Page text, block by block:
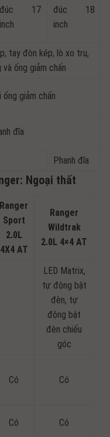
đúc 17
inch
đúc 18
inch
tay đòn kép, lò xo trụ,
và ống giảm chấn
ống giảm chấn
đĩa
Phanh đĩa
Ngoại thất
Ranger
Sport
2.0L
4X4 AT
Ranger
Wildtrak
2.0L 4×4 AT
LED Matrix,
tự động bật
đèn, tự
động bật
đèn chiếu
góc
Có Có
Có Có